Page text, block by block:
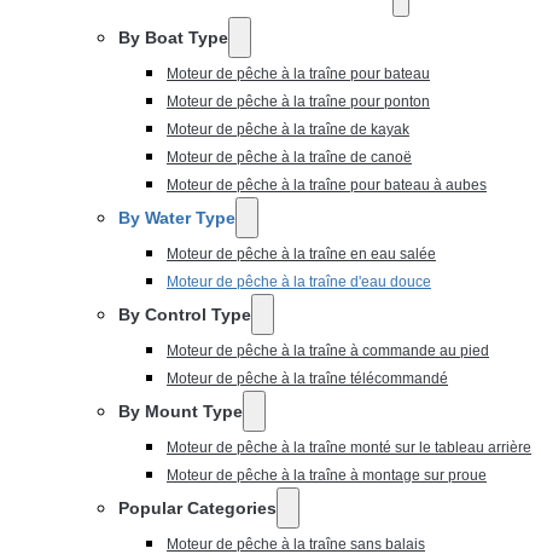
By Boat Type
Moteur de pêche à la traîne pour bateau
Moteur de pêche à la traîne pour ponton
Moteur de pêche à la traîne de kayak
Moteur de pêche à la traîne de canoë
Moteur de pêche à la traîne pour bateau à aubes
By Water Type
Moteur de pêche à la traîne en eau salée
Moteur de pêche à la traîne d'eau douce
By Control Type
Moteur de pêche à la traîne à commande au pied
Moteur de pêche à la traîne télécommandé
By Mount Type
Moteur de pêche à la traîne monté sur le tableau arrière
Moteur de pêche à la traîne à montage sur proue
Popular Categories
Moteur de pêche à la traîne sans balais